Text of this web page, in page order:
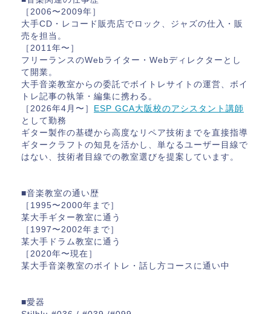
［2006〜2009年］
大手CD・レコード販売店でロック、ジャズの仕入・販
売を担当。
［2011年〜］
フリーランスのWebライター・Webディレクターとし
て開業。
大手音楽教室からの委託でボイトレサイトの運営、ボイ
トレ記事の執筆・編集に携わる。
［2026年4月〜］
ESP GCA大阪校のアシスタント講師
として勤務
ギター製作の基礎から高度なリペア技術までを直接指導
ギタークラフトの知見を活かし、単なるユーザー目線で
はない、技術者目線での教室選びを提案しています。
■音楽教室の通い歴
［1995〜2000年まで］
某大手ギター教室に通う
［1997〜2002年まで］
某大手ドラム教室に通う
［2020年〜現在］
某大手音楽教室のボイトレ・話し方コースに通い中
■愛器